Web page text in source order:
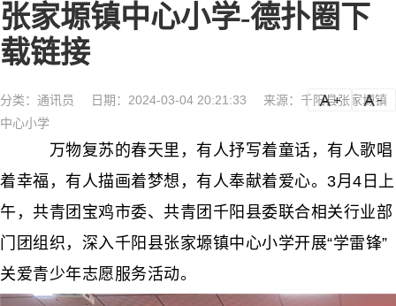
张家塬镇中心小学-德扑圈下
载链接
分类： 通讯员 日期：2024-03-04 20:21:33
来源：千阳县张家塬镇
中心小学
a a-
万物复苏的春天里，有人抒写着童话，有人歌唱
着幸福，有人描画着梦想，有人奉献着爱心。3月4日上
午，共青团宝鸡市委、共青团千阳县委联合相关行业部
门团组织，深入千阳县张家塬镇中心小学开展“学雷锋”
关爱青少年志愿服务活动。